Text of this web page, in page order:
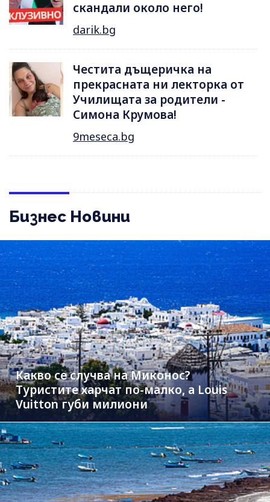
скандали около него!
darik.bg
Честита дъщеричка на
прекрасната ни лекторка от
Училищата за родители -
Симона Крумова!
9meseca.bg
Бизнес Новини
Какво се случва на Миконос?
Туристите харчат по-малко, а Louis
Vuitton губи милиони